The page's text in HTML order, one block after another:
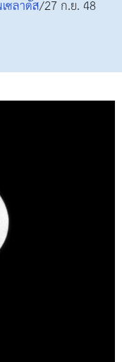
ซลาดัส/27 ก.ย. 48